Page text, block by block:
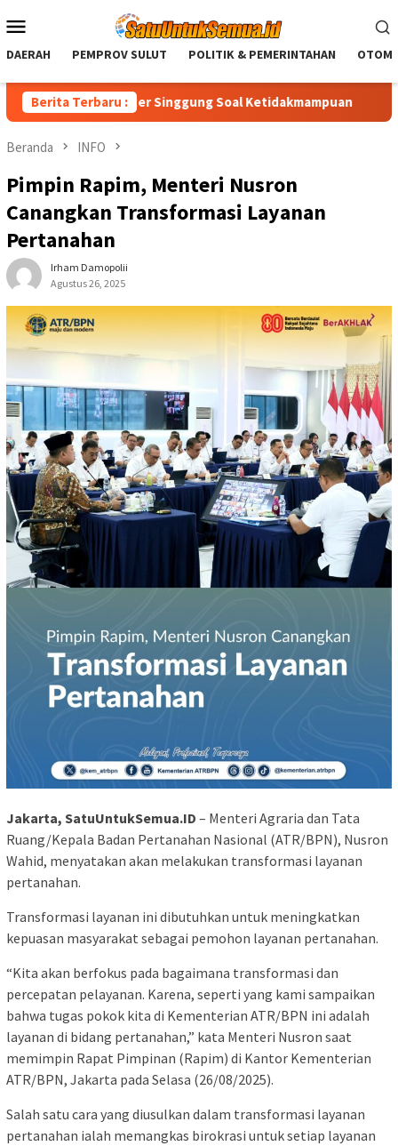
ke
Mobile
DAERAH PEMPROV SULUT POLITIK & PEMERINTAHAN
Berita Terbaru :
Anter Singgung Soal Ketidakmampuan Christiany
Beranda INFO
Pimpin Rapim, Menteri Nusron
Canangkan Transformasi Layanan
Pertanahan
Irham Damopolii
Agustus 26, 2025
Jakarta, SatuUntukSemua.ID – Menteri Agraria dan Tata
Ruang/Kepala Badan Pertanahan Nasional (ATR/BPN), Nusron
Wahid, menyatakan akan melakukan transformasi layanan
pertanahan.
Transformasi layanan ini dibutuhkan untuk meningkatkan
kepuasan masyarakat sebagai pemohon layanan pertanahan.
“Kita akan berfokus pada bagaimana transformasi dan
percepatan pelayanan. Karena, seperti yang kami sampaikan
bahwa tugas pokok kita di Kementerian ATR/BPN ini adalah
layanan di bidang pertanahan,” kata Menteri Nusron saat
memimpin Rapat Pimpinan (Rapim) di Kantor Kementerian
ATR/BPN, Jakarta pada Selasa (26/08/2025).
Salah satu cara yang diusulkan dalam transformasi layanan
pertanahan ialah memangkas birokrasi untuk setiap layanan